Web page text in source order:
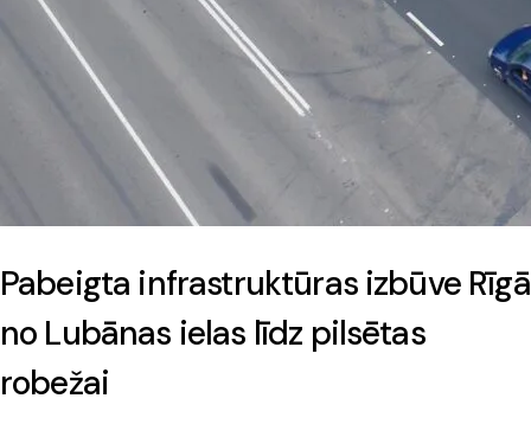
Pabeigta infrastruktūras izbūve Rīgā
no Lubānas ielas līdz pilsētas
robežai